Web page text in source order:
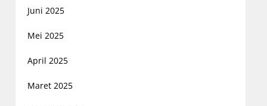
Juni 2025
Mei 2025
April 2025
Maret 2025